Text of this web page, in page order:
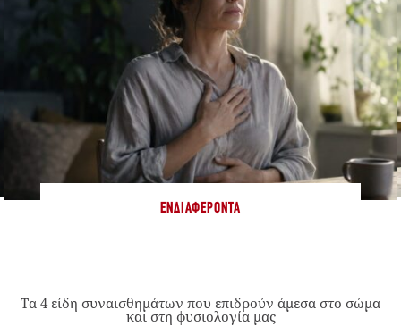
ΕΝΔΙΑΦΈΡΟΝΤΑ
Τα 4 είδη συναισθημάτων που επιδρούν άμεσα στο σώμα
και στη φυσιολογία μας